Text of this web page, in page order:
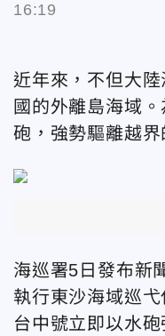
16:19
近年來，不但大
國的外離島海域
砲，強勢驅離越界
海巡署5日發布新
執行東沙海域巡
台中號立即以水